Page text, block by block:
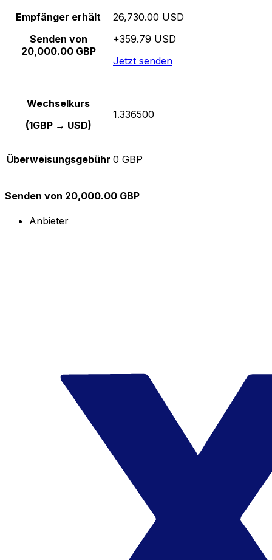
Empfänger erhält
Senden von
20,000.00 GBP
26,730.00 USD
+359.79 USD
Jetzt senden
Wechselkurs
(1GBP → USD)
1.336500
Überweisungsgebühr 0 GBP
Senden von 20,000.00 GBP
Anbieter